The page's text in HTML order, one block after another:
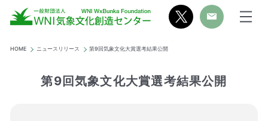
HOME ニュースリリース 第9回気象文化大賞選考結果公開
第9回気象文化大賞選考結果公開